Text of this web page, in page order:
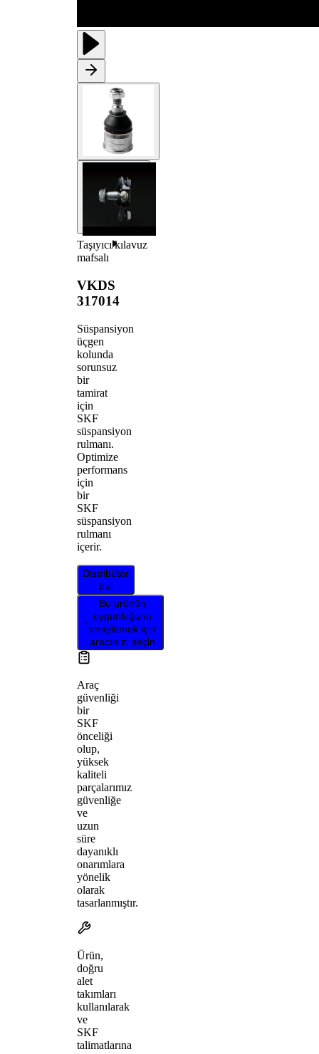
Taşıyıcı/kılavuz
mafsalı
VKDS
317014
Süspansiyon
üçgen
kolunda
sorunsuz
bir
tamirat
için
SKF
süspansiyon
rulmanı.
Optimize
performans
için
bir
SKF
süspansiyon
rulmanı
içerir.
Distribütör
bul
Bu ürünün
uygunluğunu
onaylamak için
aracınızı seçin
Araç
güvenliği
bir
SKF
önceliği
olup,
yüksek
kaliteli
parçalarımız
güvenliğe
ve
uzun
süre
dayanıklı
onarımlara
yönelik
olarak
tasarlanmıştır.
Ürün,
doğru
alet
takımları
kullanılarak
ve
SKF
talimatlarına